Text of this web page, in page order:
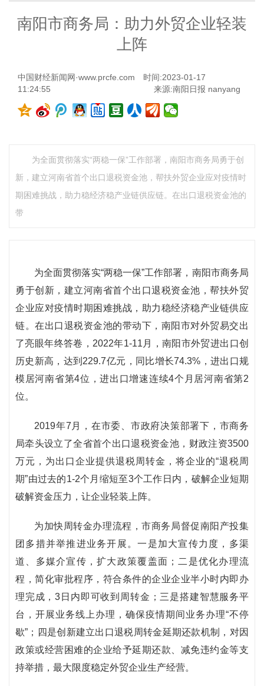
南阳市商务局：助力外贸企业轻装
上阵
中国财经新闻网·www.prcfe.com
时间:2023-01-17
11:24:55
来源:南阳日报 nanyang
为全面贯彻落实“两稳一保”工作部署，南阳市商务局勇于创
新，建立河南省首个出口退税资金池，帮扶外贸企业应对疫情时
期困难挑战，助力稳经济稳产业链供应链。在出口退税资金池的
带
为全面贯彻落实“两稳一保”工作部署，南阳市商务局
勇于创新，建立河南省首个出口退税资金池，帮扶外贸
企业应对疫情时期困难挑战，助力稳经济稳产业链供应
链。在出口退税资金池的带动下，南阳市对外贸易交出
了亮眼年终答卷，2022年1-11月，南阳市外贸进出口创
历史新高，达到229.7亿元，同比增长74.3%，进出口规
模居河南省第4位，进出口增速连续4个月居河南省第2
位。
2019年7月，在市委、市政府决策部署下，市商务
局牵头设立了全省首个出口退税资金池，财政注资3500
万元，为出口企业提供退税周转金，将企业的“退税周
期”由过去的1-2个月缩短至3个工作日内，破解企业短期
破解资金压力，让企业轻装上阵。
为加快周转金办理流程，市商务局督促南阳产投集
团多措并举推进业务开展。一是加大宣传力度，多渠
道、多媒介宣传，扩大政策覆盖面；二是优化办理流
程，简化审批程序，符合条件的企业企业半小时内即办
理完成，3日内即可收到周转金；三是搭建智慧服务平
台，开展业务线上办理，确保疫情期间业务办理“不停
歇”；四是创新建立出口退税周转金延期还款机制，对因
政策或经营困难的企业给予延期还款、减免违约金等支
持举措，最大限度稳定外贸企业生产经营。